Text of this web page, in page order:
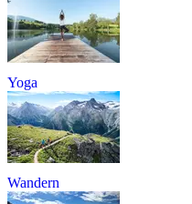
Yoga
Wandern